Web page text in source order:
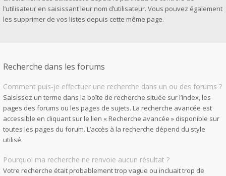
l’utilisateur en saisissant leur nom d’utilisateur. Vous pouvez également
les supprimer de vos listes depuis cette même page.
Recherche dans les forums
Comment puis-je effectuer une recherche dans un ou des forums ?
Saisissez un terme dans la boîte de recherche située sur l’index, les
pages des forums ou les pages de sujets. La recherche avancée est
accessible en cliquant sur le lien « Recherche avancée » disponible sur
toutes les pages du forum. L’accès à la recherche dépend du style
utilisé.
Pourquoi ma recherche ne renvoie aucun résultat ?
Votre recherche était probablement trop vague ou incluait trop de